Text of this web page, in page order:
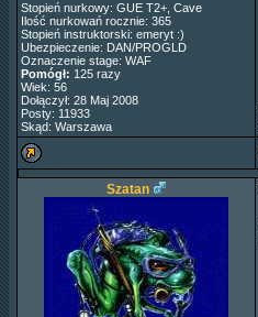
Stopień nurkowy: GUE T2+, Cave
Ilość nurkowań rocznie: 365
Stopień instruktorski: emeryt :)
Ubezpieczenie: DAN/PROGLD
Oznaczenie stage: WAF
Pomógł: 125 razy
Wiek: 56
Dołączył: 28 Maj 2008
Posty: 11933
Skąd: Warszawa
Szatan